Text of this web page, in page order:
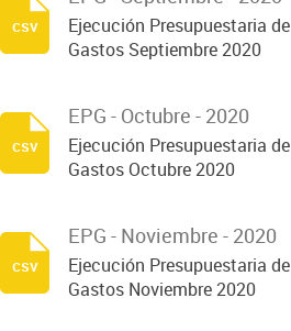
Ejecución Presupuestaria de
Gastos Septiembre 2020
csv
EPG - Octubre - 2020
Ejecución Presupuestaria de
Gastos Octubre 2020
csv
EPG - Noviembre - 2020
Ejecución Presupuestaria de
Gastos Noviembre 2020
csv